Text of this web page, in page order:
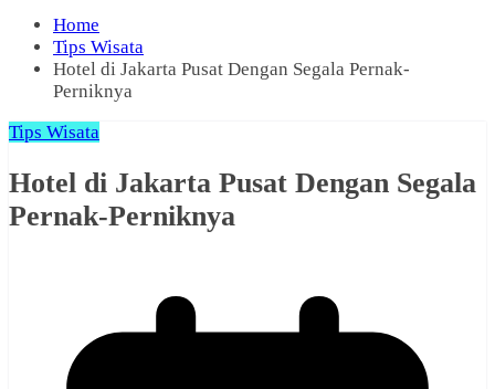
Home
Tips Wisata
Hotel di Jakarta Pusat Dengan Segala Pernak-
Perniknya
Tips Wisata
Hotel di Jakarta Pusat Dengan Segala
Pernak-Perniknya